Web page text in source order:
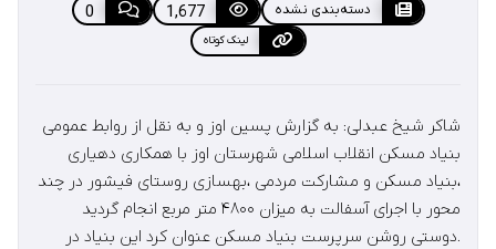
دسته‌بندی نشده 1,677
0
لینک کوتاه
شاکر شیخ عبدلی: به گزارش پسین اوز و به نقل از روابط عمومی
بنیاد مسکن انقلاب اسلامی شهرستان اوز با همکاری دهیاری
،بنیاد مسکن و مشارکت مردمی ،بهسازی روستای فیشور در چند
محور با اجرای آسفالت به میزان ۴۸۰۰ متر مربع انجام گردید
.دوستی روشن سرپرست بنیاد مسکن عنوان کرد این بنیاد در